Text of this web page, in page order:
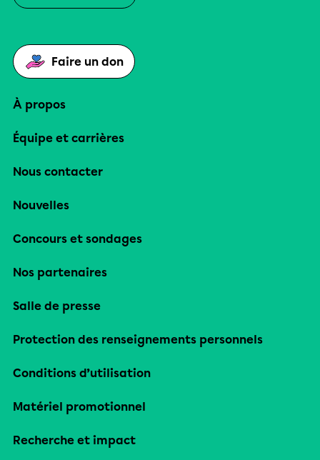
Faire un don
À propos
Équipe et carrières
Nous contacter
Nouvelles
Concours et sondages
Nos partenaires
Salle de presse
Protection des renseignements personnels
Conditions d’utilisation
Matériel promotionnel
Recherche et impact